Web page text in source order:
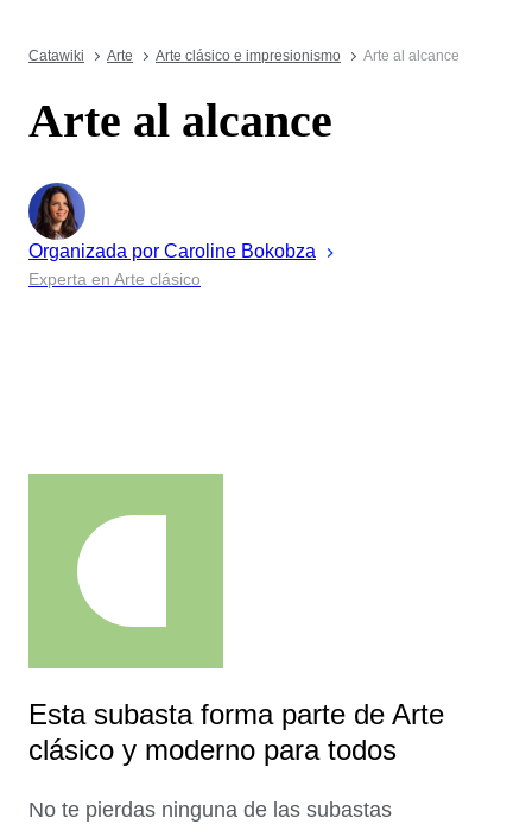
Catawiki Arte Arte clásico e impresionismo Arte al alcance
Arte al alcance
Organizada por Caroline Bokobza
Experta en Arte clásico
Esta subasta forma parte de Arte
clásico y moderno para todos
No te pierdas ninguna de las subastas